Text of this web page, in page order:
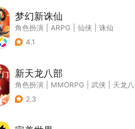
梦幻新诛仙
角色扮演 ARPG 仙侠
诛仙
4.1
新天龙八部
角色扮演 MMORPG 武侠
天龙
2.3